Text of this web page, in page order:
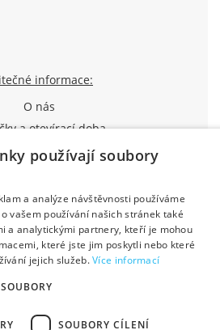
informace:
O nás
a otevírací doba
dopravy a platby
reklamací
podmínky
pro registrované
Kontakty
by DostupnýWeb
by Basebrain
používají soubory
a analýze návštěvnosti používáme
vašem používání našich stránek také
a analytickými partnery, kteří je mohou
které jste jim poskytli nebo které
jejich služeb.Více informací
SOUBORY CÍLENÍ